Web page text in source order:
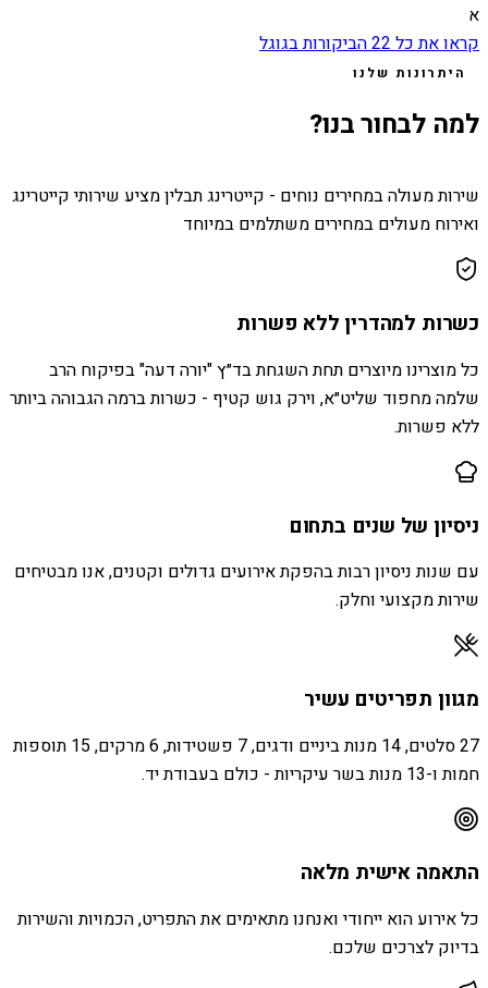
א
קראו את כל 22הביקורות בגוגל
היתרונות שלנו
למה לבחור בנו?
שירות מעולה במחירים נוחים - קייטרינג תבלין מציע שירותי קייטרינג
ואירוח מעולים במחירים משתלמים במיוחד
כשרות למהדרין ללא פשרות
כל מוצרינו מיוצרים תחת השגחת בד״ץ "יורה דעה" בפיקוח הרב
שלמה מחפוד שליט״א, וירק גוש קטיף - כשרות ברמה הגבוהה ביותר
ללא פשרות.
ניסיון של שנים בתחום
עם שנות ניסיון רבות בהפקת אירועים גדולים וקטנים, אנו מבטיחים
שירות מקצועי וחלק.
מגוון תפריטים עשיר
27 סלטים, 14 מנות ביניים ודגים, 7 פשטידות, 6 מרקים, 15 תוספות
חמות ו-13 מנות בשר עיקריות - כולם בעבודת יד.
התאמה אישית מלאה
כל אירוע הוא ייחודי ואנחנו מתאימים את התפריט, הכמויות והשירות
בדיוק לצרכים שלכם.